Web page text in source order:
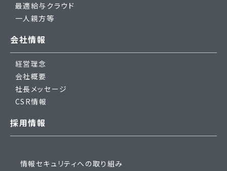
最適給与クラウド
一人親方等
会社情報
経営理念
会社概要
社長メッセージ
CSR情報
採用情報
情報セキュリティへの取り組み